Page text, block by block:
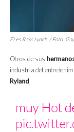
Él es Ross Lynch. / Foto:
Otros de sus
industria del
Ryland.
muy Hot